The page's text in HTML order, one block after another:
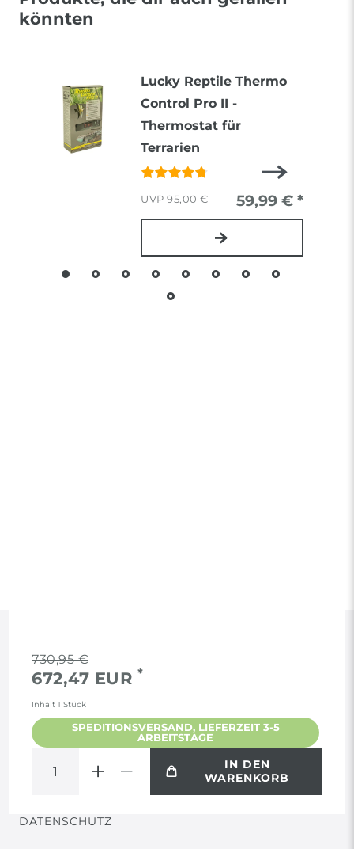
könnten
Lucky Reptile Thermo
Control Pro II -
Thermostat für
Terrarien
95,00 € 59,99 € *
730,95 €
672,47 EUR *
Inhalt 1 Stück
SPEDITIONSVERSAND, LIEFERZEIT 3-5
ARBEITSTAGE
IN DEN
WARENKORB
RECHTLICHES
AGB
WIDERRUF
VERTRAG WIDERRUFEN
DATENSCHUTZ